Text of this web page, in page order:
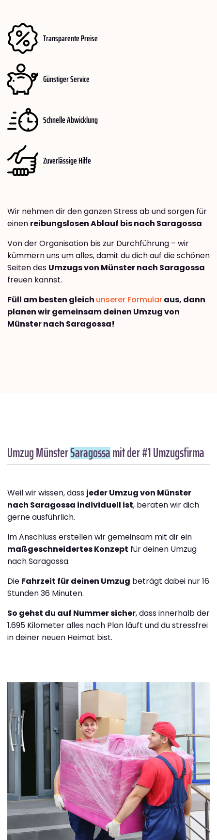
Transparente Preise
Günstiger Service
Schnelle Abwicklung
Zuverlässige Hilfe
Wir nehmen dir den ganzen Stress ab und sorgen für
einen reibungslosen Ablauf bis nach Saragossa
Von der Organisation bis zur Durchführung – wir
kümmern uns um alles, damit du dich auf die schönen
Seiten des Umzugs von Münster nach Saragossa
freuen kannst.
Füll am besten gleich unserer Formularaus, dann
planen wir gemeinsam deinen Umzug von
Münster nach Saragossa!
Umzug MünsterSaragossamit der #1 Umzugsfirma
Weil wir wissen, dass jeder Umzug von Münster
nach Saragossa individuell ist, beraten wir dich
gerne ausführlich.
Im Anschluss erstellen wir gemeinsam mit dir ein
maßgeschneidertes Konzept für deinen Umzug
nach Saragossa.
Die Fahrzeit für deinen Umzug beträgt dabei nur 16
Stunden 36 Minuten.
So gehst du auf Nummer sicher, dass innerhalb der
1.695 Kilometer alles nach Plan läuft und du stressfrei
in deiner neuen Heimat bist.